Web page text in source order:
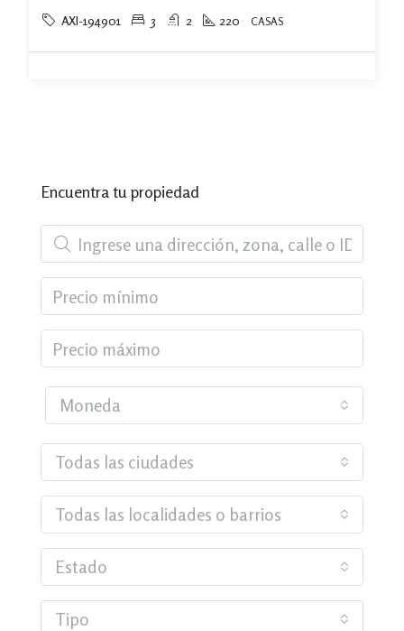
AXI-194901 3 2 220 CASAS
Encuentra tu propiedad
Moneda
Todas las ciudades
Todas las localidades o barrios
Estado
Tipo